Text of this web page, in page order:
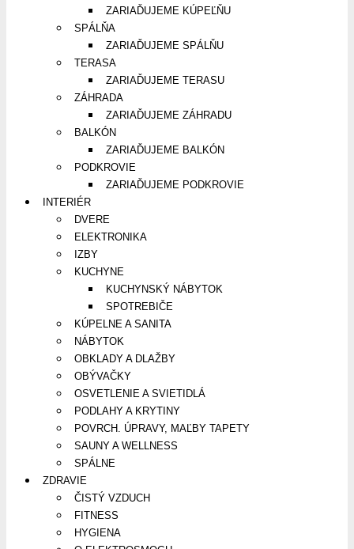
ZARIAĎUJEME KÚPEĽŇU
SPÁLŇA
ZARIAĎUJEME SPÁLŇU
TERASA
ZARIAĎUJEME TERASU
ZÁHRADA
ZARIAĎUJEME ZÁHRADU
BALKÓN
ZARIAĎUJEME BALKÓN
PODKROVIE
ZARIAĎUJEME PODKROVIE
INTERIÉR
DVERE
ELEKTRONIKA
IZBY
KUCHYNE
KUCHYNSKÝ NÁBYTOK
SPOTREBIČE
KÚPELNE A SANITA
NÁBYTOK
OBKLADY A DLAŽBY
OBÝVAČKY
OSVETLENIE A SVIETIDLÁ
PODLAHY A KRYTINY
POVRCH. ÚPRAVY, MAĽBY TAPETY
SAUNY A WELLNESS
SPÁLNE
ZDRAVIE
ČISTÝ VZDUCH
FITNESS
HYGIENA